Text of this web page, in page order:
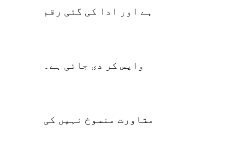
ہے اور ادا کی گئی رقم
واپس کر دی جاتی ہے۔
مشاورت منسوخ نہیں کی